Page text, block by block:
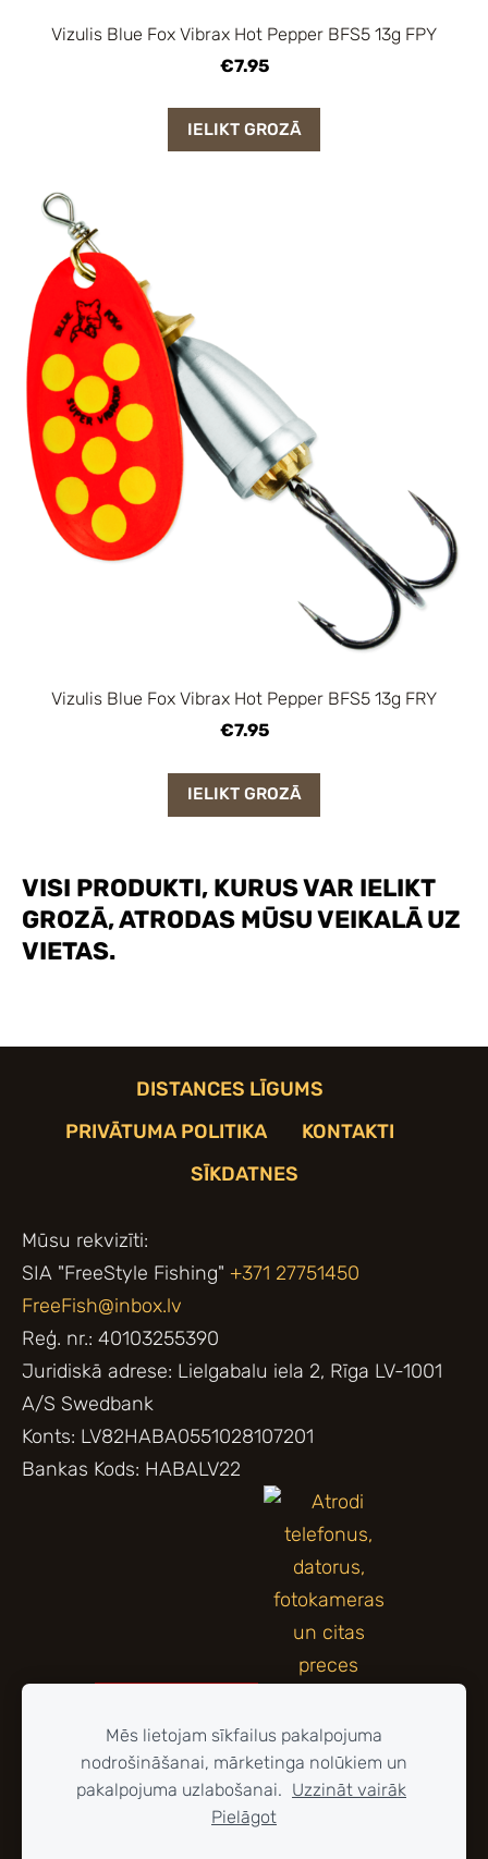
VISI PRODUKTI, KURUS VAR IELIKT
GROZĀ, ATRODAS MŪSU VEIKALĀ UZ
VIETAS.
Vizulis Blue Fox Vibrax Hot Pepper BFS5 13g FPY
€7.95
IELIKT GROZĀ
Vizulis Blue Fox Vibrax Hot Pepper BFS5 13g FRY
€7.95
IELIKT GROZĀ
DISTANCES LĪGUMS
PRIVĀTUMA POLITIKA
KONTAKTI
SĪKDATNES
Mūsu rekvizīti:
SIA "FreeStyle Fishing" +371 27751450
FreeFish@inbox.lv
Reģ. nr.: 40103255390
Juridiskā adrese: Lielgabalu iela 2, Rīga LV-1001
A/S Swedbank
Konts: LV82HABA0551028107201
Bankas Kods: HABALV22
Mēs lietojam sīkfailus pakalpojuma
nodrošināšanai, mārketinga nolūkiem un
pakalpojuma uzlabošanai. Uzzināt vairāk
Pielāgot